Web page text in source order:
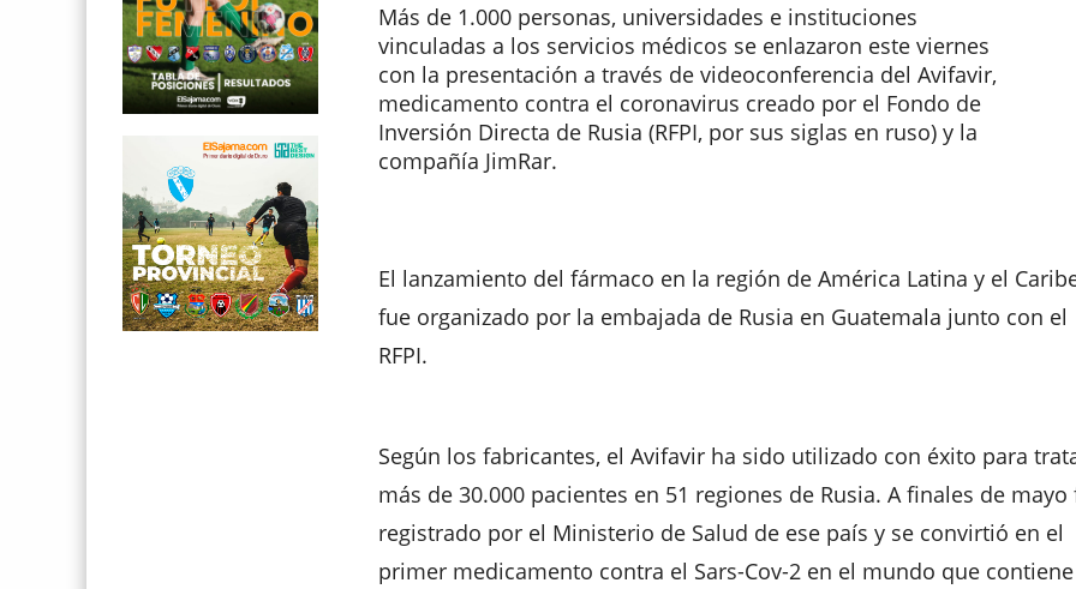
Más de 1.000 personas, universidades e instituciones
vinculadas a los servicios médicos se enlazaron este viernes
con la presentación a través de videoconferencia del Avifavir,
medicamento contra el coronavirus creado por el Fondo de
Inversión Directa de Rusia (RFPI, por sus siglas en ruso) y la
compañía JimRar.
El lanzamiento del fármaco en la región de América Latina y el
fue organizado por la embajada de Rusia en Guatemala junto con el
RFPI.
Según los fabricantes, el Avifavir ha sido utilizado con éxito para
más de 30.000 pacientes en 51 regiones de Rusia. A finales de mayo
registrado por el Ministerio de Salud de ese país y se convirtió en el
primer medicamento contra el Sars-Cov-2 en el mundo que